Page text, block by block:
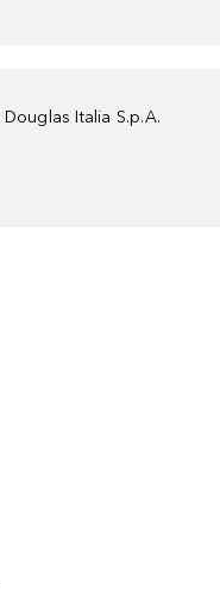
Douglas Italia S.p.A.